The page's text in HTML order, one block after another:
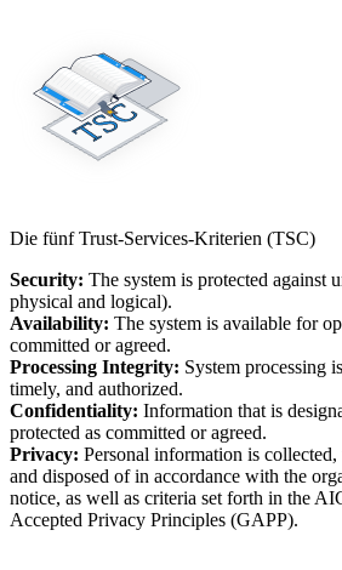
Die fünf Trust-Services-Kriterien (TSC)
Security: The system is protected against
physical and logical).
Availability: The system is available for
committed or agreed.
Processing Integrity: System processing
timely, and authorized.
Confidentiality: Information that is
protected as committed or agreed.
Privacy: Personal information is collected,
and disposed of in accordance with the
notice, as well as criteria set forth in the
Accepted Privacy Principles (GAPP).